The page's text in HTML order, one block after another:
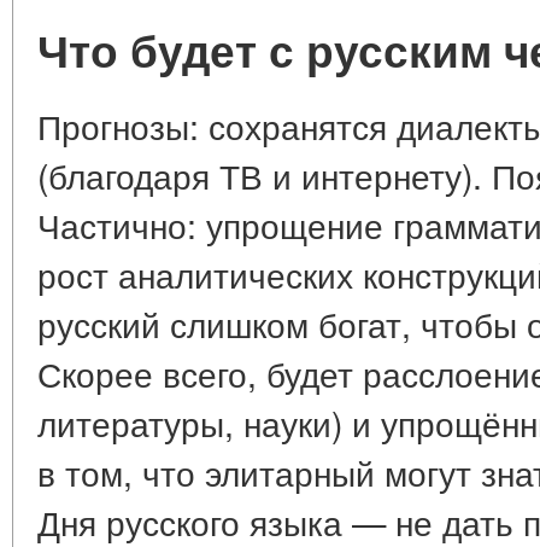
Что будет с русским
Прогнозы: сохранятся
(благодаря ТВ и интернету).
Частично: упрощение
рост аналитических
русский слишком богат, чтобы
Скорее всего, будет
литературы, науки) и
в том, что элитарный могут
Дня русского языка — не дать